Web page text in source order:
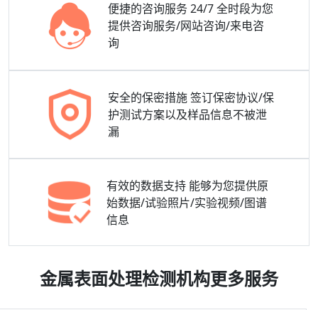
便捷的咨询服务24/7 全时段为您
提供咨询服务/网站咨询/来电咨
询
安全的保密措施 签订保密协议/保
护测试方案以及样品信息不被泄
漏
有效的数据支持 能够为您提供原
始数据/试验照片/实验视频/图谱
信息
金属表面处理检测机构更多服务